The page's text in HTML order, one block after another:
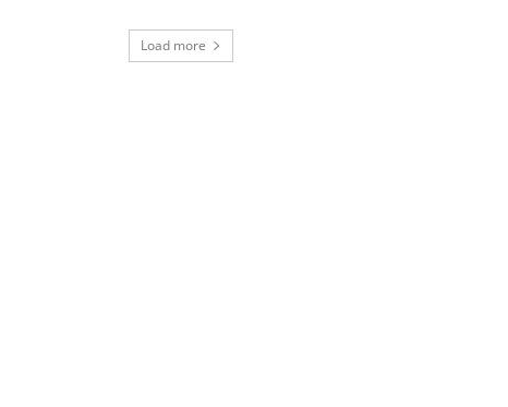
Load more